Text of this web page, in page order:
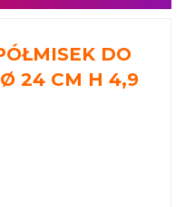
DO
24 CM H 4,9